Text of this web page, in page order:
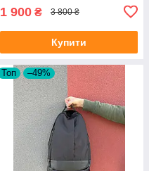
1 900 ₴ 3 800 ₴
Купити
Топ –49%